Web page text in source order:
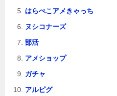
はらぺこアメきゃっち
ヌシコナーズ
部活
アメショップ
ガチャ
アルピグ